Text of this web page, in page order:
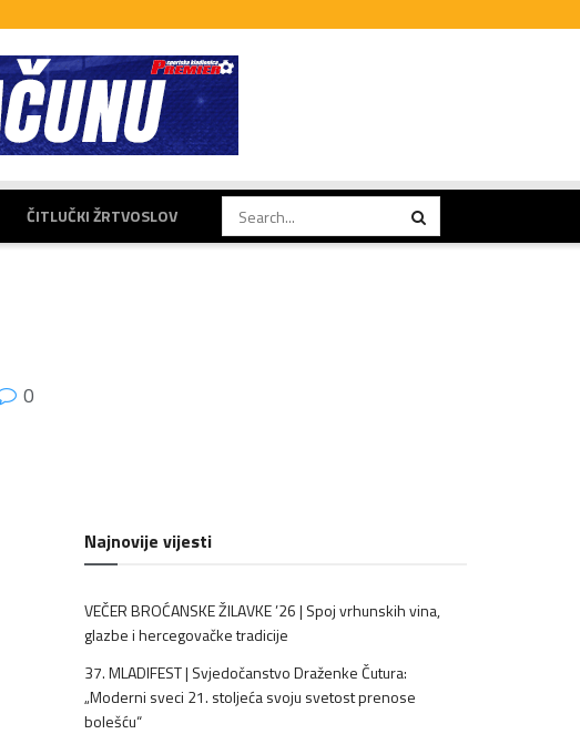
ČITLUČKI ŽRTVOSLOV
0
Najnovije vijesti
VEČER BROĆANSKE ŽILAVKE ’26 | Spoj vrhunskih vina,
glazbe i hercegovačke tradicije
37. MLADIFEST | Svjedočanstvo Draženke Čutura:
„Moderni sveci 21. stoljeća svoju svetost prenose
bolešću“